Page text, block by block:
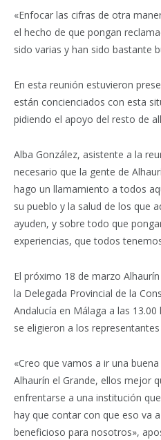
«Enfocar las cifras de otra
el hecho de que pongan
sido varias y han sido bastante
En esta reunión estuvieron
están concienciados con esta
pidiendo el apoyo del resto de
Alba González, asistente a la
necesario que la gente de
hago un llamamiento a todos
su pueblo y la salud de los que
ayuden, y sobre todo que
experiencias, que todos
El próximo 18 de marzo
la Delegada Provincial de la
Andalucía en Málaga a las
se eligieron a los
«Creo que vamos a ir una
Alhaurín el Grande, ellos mejor
enfrentarse a una institución
hay que contar con que eso va
beneficioso para nosotros»,